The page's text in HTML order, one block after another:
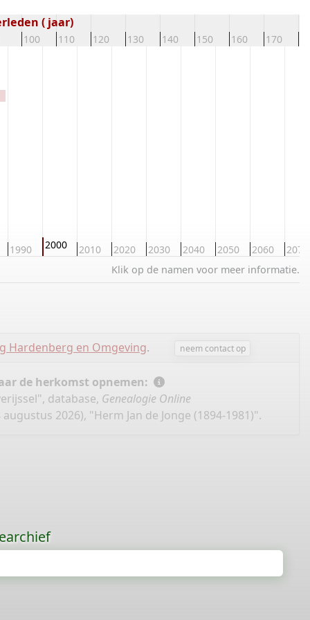
100 110 120 130 140 150 160 170
( jaar)
1990 2000 2010 2020 2030 2040 2050 2060 2070
Klik op de namen voor meer informatie.
Hardenberg en Omgeving. neem contact op
de herkomst opnemen:
database, Genealogie Online
2026), "Herm Jan de Jonge (1894-1981)".